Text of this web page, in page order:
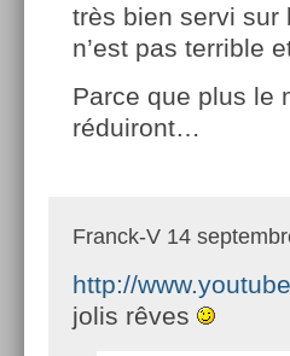
très bien servi sur
n’est pas terrible
Parce que plus le
réduiront…
Franck-V 14
http://
jolis rêves